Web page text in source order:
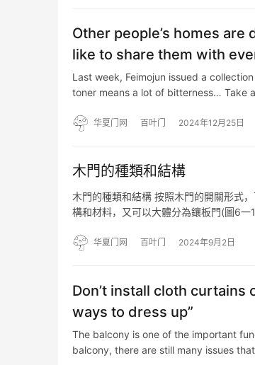
Other people’s homes
like to share them with
Last week, Feimojun issued a
toner means a lot of bitterness… Take
华夏门网 百叶门 2024年12月25日
木門的種類和結構
木門的種類和結構 按照木門的開關形式
構和材料，又可以大體分為鑲板門(圖6
华夏门网 百叶门 2024年9月2日
Don’t install cloth
ways to dress up”
The balcony is one of the important
balcony, there are still many issues